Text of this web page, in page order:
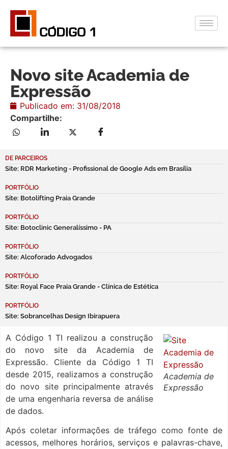
Novo site Academia de
Expressão
Publicado em: 31/08/2018
Compartilhe:
DE PARCEIROS
Site: RDR Marketing - Profissional de Google Ads em Brasília
PORTFÓLIO
Site: Botolifting Praia Grande
PORTFÓLIO
Site: Botoclinic Generalíssimo - PA
PORTFÓLIO
Site: Alcoforado Advogados
PORTFÓLIO
Site: Royal Face Praia Grande - Clínica de Estética
PORTFÓLIO
Site: Sobrancelhas Design Ibirapuera
Academia de
Expressão
A Código 1 TI realizou a construção
do novo site da Academia de
Expressão. Cliente da Código 1 TI
desde 2015, realizamos a construção
do novo site principalmente através
de uma engenharia reversa de análise
de dados.
Após coletar informações de tráfego como fonte de
acessos, melhores horários, serviços e palavras-chave,